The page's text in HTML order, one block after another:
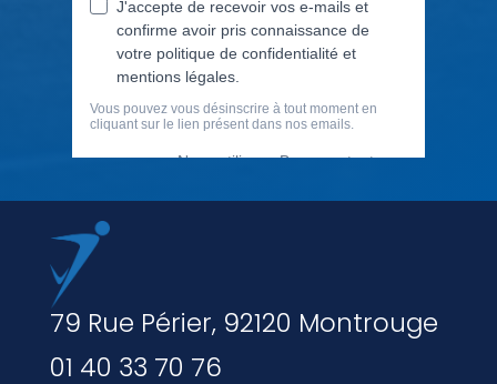
79 Rue Périer, 92120 Montrouge
01 40 33 70 76